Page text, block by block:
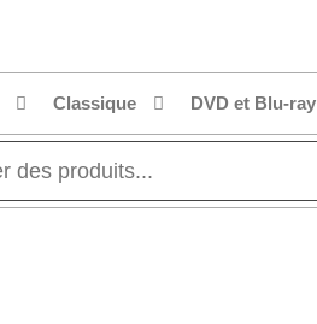
Classique DVD et Blu-ray